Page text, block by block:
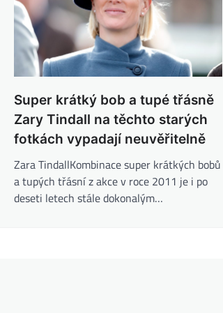
Super krátký bob a tupé třásně
Zary Tindall na těchto starých
fotkách vypadají neuvěřitelně
Zara TindallKombinace super krátkých bobů
a tupých třásní z akce v roce 2011 je i po
deseti letech stále dokonalým…